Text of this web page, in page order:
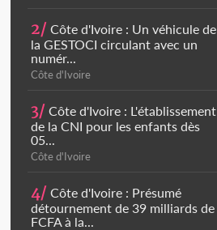
2/ Côte d'Ivoire : Un véhicule de
la GESTOCI circulant avec un
numér...
Côte d'Ivoire
3/ Côte d'Ivoire : L'établissement
de la CNI pour les enfants dès
05...
Côte d'Ivoire
4/ Côte d'Ivoire : Présumé
détournement de 39 milliards de
FCFA à la...